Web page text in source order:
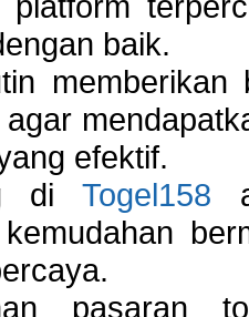
baik.
efektif.
di Togel158
pasaran